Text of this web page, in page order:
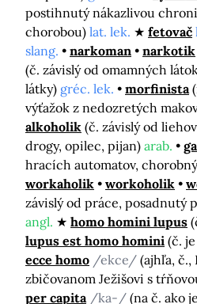
postihnutý nákazlivou
chorobou) lat. lek. fetovač
slang.
narkoman narkotik
(č. závislý od omamných
látky) gréc. lek. morfinista
výťažok z nedozretých
alkoholik (č. závislý od
drogy, opilec, pijan) arab.
hracích automatov,
workaholik
workoholik
závislý od práce, posadnutý
angl.
homo homini lupus
lupus est homo homini (č.
ecce homo /ekce/ (ajhľa, č.,
zbičovanom Ježišovi s
per capita /ka-/ (na č. ako